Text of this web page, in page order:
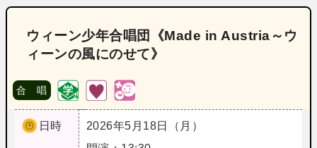
ウィーン少年合唱団《Made in Austria～ウ
ィーンの風にのせて》
合 唱
日時
2026年5月18日（月）